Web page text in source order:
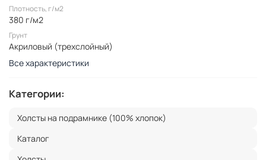
Плотность, г/м2
380 г/м2
Грунт
Акриловый (трехслойный)
Все характеристики
Категории:
Холсты на подрамнике (100% хлопок)
Каталог